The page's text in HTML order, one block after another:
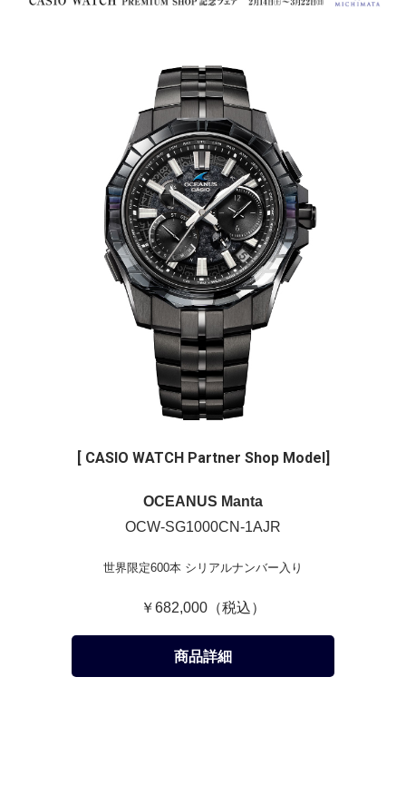
[ CASIO WATCH Partner Shop Model]
OCEANUS Manta
OCW-SG1000CN-1AJR
世界限定600本 シリアルナンバー入り
￥682,000（税込）
商品詳細